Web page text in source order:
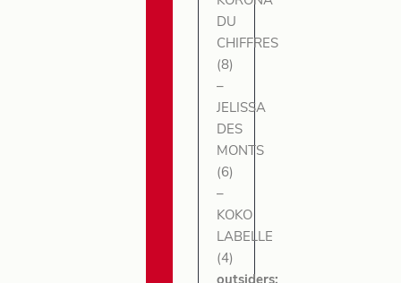
DU
CHIFFRES
(8)
–
JELISSA
DES
MONTS
(6)
–
KOKO
LABELLE
(4)